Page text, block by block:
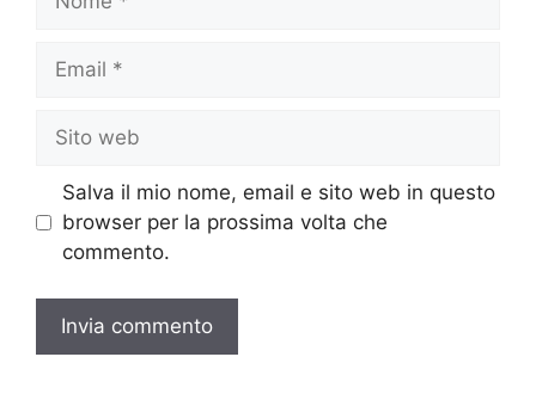
Email
Sito
web
Salva il mio nome, email e sito web in questo
browser per la prossima volta che
commento.